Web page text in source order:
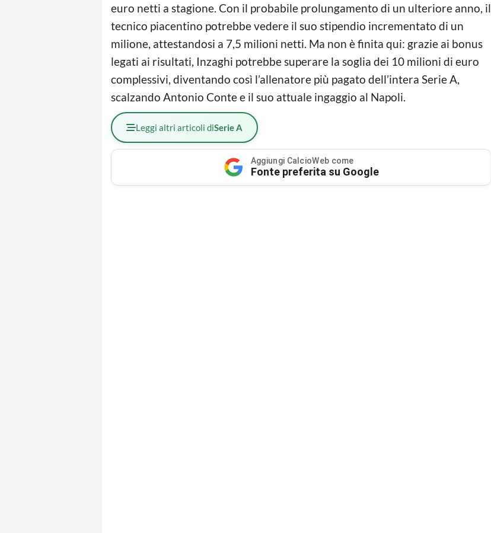
euro netti a stagione. Con il probabile prolungamento di un ulteriore anno, il
tecnico piacentino potrebbe vedere il suo stipendio incrementato di un
milione, attestandosi a 7,5 milioni netti. Ma non è finita qui: grazie ai bonus
legati ai risultati, Inzaghi potrebbe superare la soglia dei 10 milioni di euro
complessivi, diventando così l’allenatore più pagato dell’intera Serie A,
scalzando Antonio Conte e il suo attuale ingaggio al Napoli.
Leggi altri articoli diSerie A
Aggiungi CalcioWeb come
Fonte preferita su Google